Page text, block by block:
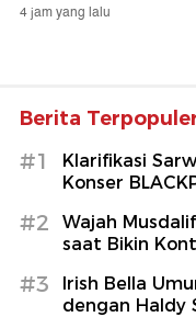
4 jam yang lalu
Berita
#1
Klarifikasi
Konser
#2
Wajah
saat Bikin
#3
Irish Bella
dengan Haldy